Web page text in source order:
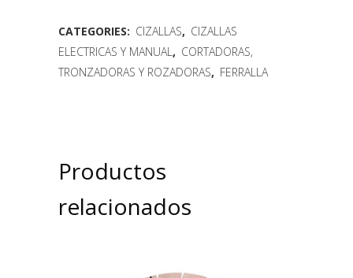
CATEGORIES: CIZALLAS, CIZALLAS
ELECTRICAS Y MANUAL, CORTADORAS,
TRONZADORAS Y ROZADORAS, FERRALLA
Productos
relacionados